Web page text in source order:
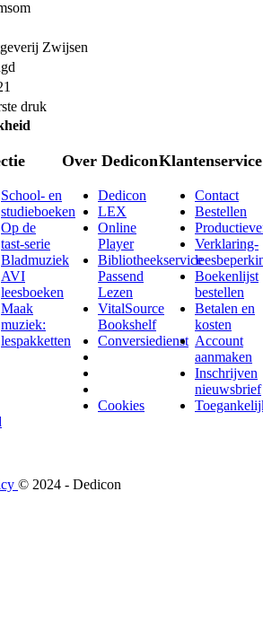
Zwijsen
druk
School- en
studieboeken
Op de
tast-serie
Bladmuziek
AVI
leesboeken
Maak
muziek:
lespakketten
Over Dedicon
Dedicon
LEX
Online
Player
Bibliotheekservice
Passend
Lezen
VitalSource
Bookshelf
Conversiedienst
Cookies
Klantenservice
Contact
Bestellen
Verklaring-
Boekenlijst
bestellen
Betalen en
kosten
Account
aanmaken
Inschrijven
nieuwsbrief
© 2024 - Dedicon